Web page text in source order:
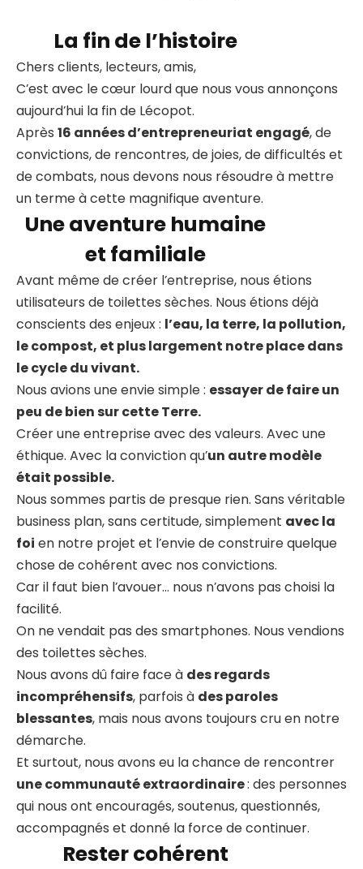
La fin de l’histoire
Chers clients, lecteurs, amis,
C’est avec le cœur lourd que nous vous annonçons
aujourd’hui la fin de Lécopot.
Après 16 années d’entrepreneuriat engagé, de
convictions, de rencontres, de joies, de difficultés et
de combats, nous devons nous résoudre à mettre
un terme à cette magnifique aventure.
Une aventure humaine
et familiale
Avant même de créer l’entreprise, nous étions
utilisateurs de toilettes sèches. Nous étions déjà
conscients des enjeux : l’eau, la terre, la pollution,
le compost, et plus largement notre place dans
le cycle du vivant.
Nous avions une envie simple : essayer de faire un
peu de bien sur cette Terre.
Créer une entreprise avec des valeurs. Avec une
éthique. Avec la conviction qu’un autre modèle
était possible.
Nous sommes partis de presque rien. Sans véritable
business plan, sans certitude, simplement avec la
foi en notre projet et l’envie de construire quelque
chose de cohérent avec nos convictions.
Car il faut bien l’avouer… nous n’avons pas choisi la
facilité.
On ne vendait pas des smartphones. Nous vendions
des toilettes sèches.
Nous avons dû faire face à des regards
incompréhensifs, parfois à des paroles
blessantes, mais nous avons toujours cru en notre
démarche.
Et surtout, nous avons eu la chance de rencontrer
une communauté extraordinaire: des personnes
qui nous ont encouragés, soutenus, questionnés,
accompagnés et donné la force de continuer.
Rester cohérent